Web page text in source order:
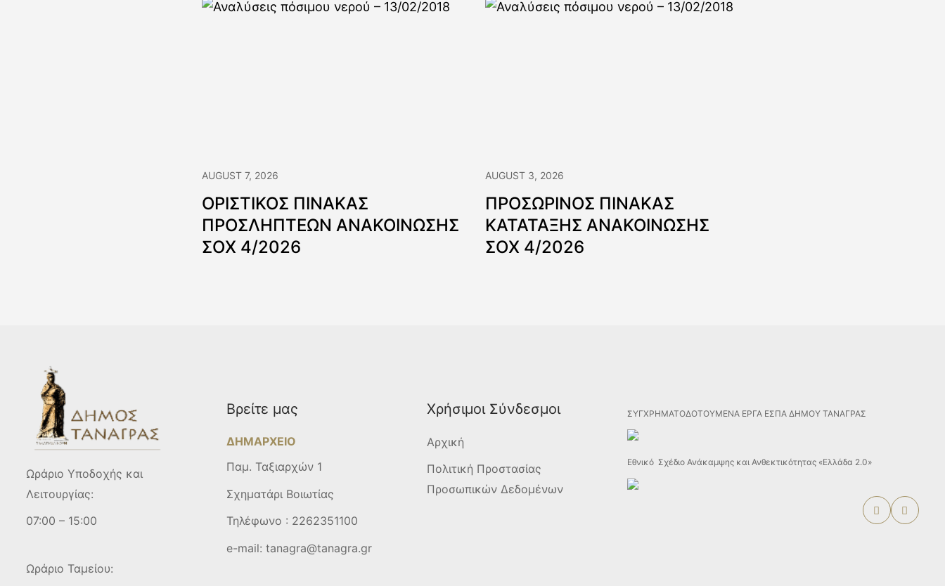
AUGUST 7, 2026
ΟΡΙΣΤΙΚΟΣ ΠΙΝΑΚΑΣ
ΠΡΟΣΛΗΠΤΕΩΝ ΑΝΑΚΟΙΝΩΣΗΣ
ΣΟΧ 4/2026
AUGUST 3, 2026
ΠΡΟΣΩΡΙΝΟΣ ΠΙΝΑΚΑΣ
ΚΑΤΑΤΑΞΗΣ ΑΝΑΚΟΙΝΩΣΗΣ
ΣΟΧ 4/2026
Ωράριο Υποδοχής και
Λειτουργίας:
07:00 – 15:00
Ωράριο Ταμείου:
Βρείτε μας
ΔΗΜΑΡΧΕΙΟ
Παμ. Ταξιαρχών 1
Σχηματάρι Βοιωτίας
Τηλέφωνο : 2262351100
e-mail:tanagra@tanagra.gr
Χρήσιμοι Σύνδεσμοι
Αρχική
Πολιτική Προστασίας
Προσωπικών Δεδομένων
ΣΥΓΧΡΗΜΑΤΟΔΟΤΟΥΜΕΝΑ ΕΡΓΑ ΕΣΠΑ ΔΗΜΟΥ ΤΑΝΑΓΡΑΣ
Εθνικό Σχέδιο Ανάκαμψης και Ανθεκτικότητας «Ελλάδα 2.0»